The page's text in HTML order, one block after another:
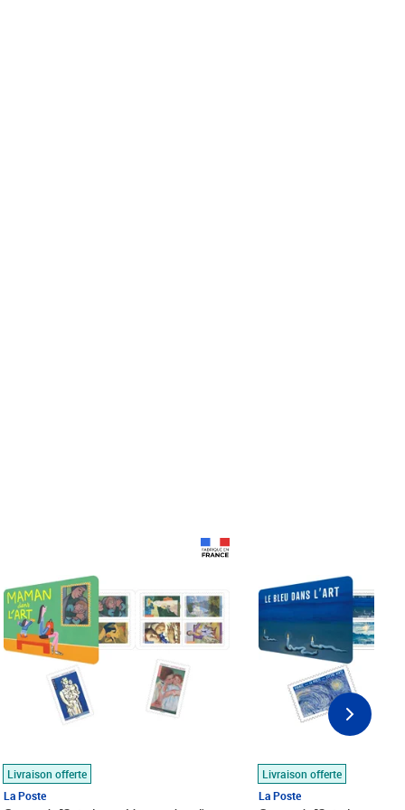
Livraison offerte
La Poste
Livraison offerte
La Poste